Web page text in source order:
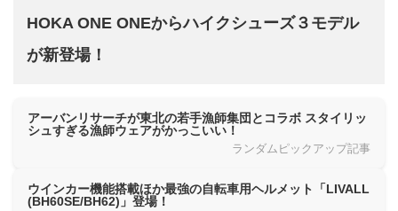
HOKA ONE ONEからハイクシューズ３モデル
が新登場！
アーバンリサーチが東北の若手漁師集団とコラボ スタイリッ
シュすぎる漁師ウェアがかっこいい！
ランダムピックアップ記事
ウインカー機能搭載ほか最強の自転車用ヘルメット「LIVALL
(BH60SE/BH62)」登場！